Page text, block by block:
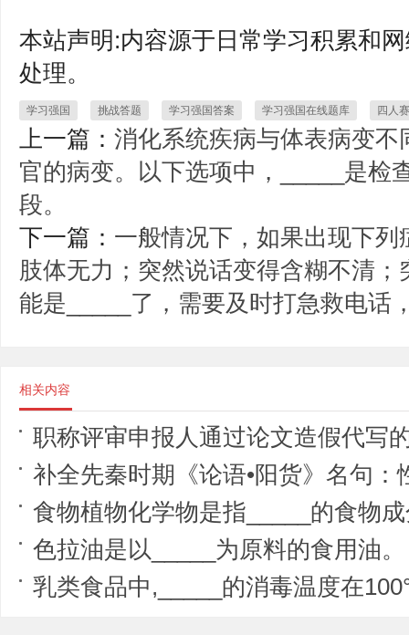
本站声明:内容源于日常学习积累和
处理。
学习强国 挑战答题 学习强国答案 学习强国在线题库 四人
上一篇： 消化系统疾病与体表病变
官的病变。以下选项中，_____是检
段。
下一篇： 一般情况下，如果出现下
肢体无力；突然说话变得含糊不清
能是_____了，需要及时打急救电话
相关内容
职称评审申报人通过论文造假代写的方式申报职称的，将
补全先秦时期《论语•阳货》名句：性
食物植物化学物是指_____的食物
色拉油是以_____为原料的食用油。
乳类食品中,_____的消毒温度在